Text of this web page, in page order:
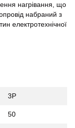
нагрівання, що
набраний з
електротехнічної
3Р
50